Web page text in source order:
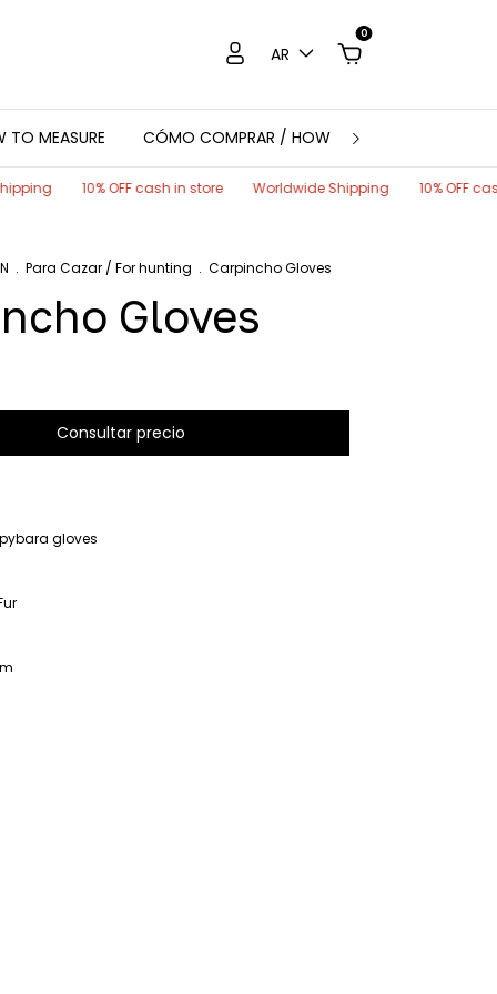
AR
0
MEASURE CÓMO COMPRAR / HOW TO ORDER
OFF cash in store Worldwide Shipping 10% OFF cash in store
. Para Cazar / For hunting . Carpincho Gloves
Gloves
gloves